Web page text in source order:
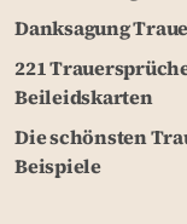
Danksagung
221
Beileidskarten
Die schönsten
Beispiele